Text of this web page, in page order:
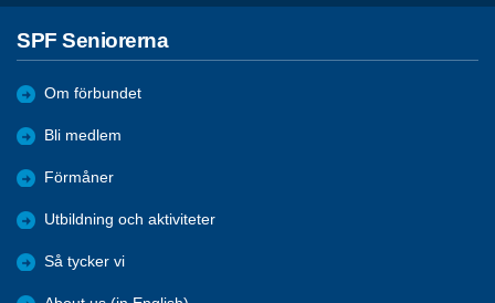
SPF Seniorerna
Om förbundet
Bli medlem
Förmåner
Utbildning och aktiviteter
Så tycker vi